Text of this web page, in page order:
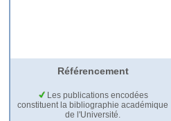
Référencement
Les publications encodées
constituent la bibliographie académique
de l'Université.